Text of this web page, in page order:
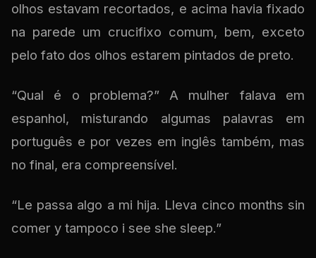
olhos estavam recortados, e acima havia fixado
na parede um crucifixo comum, bem, exceto
pelo fato dos olhos estarem pintados de preto.
“Qual é o problema?” A mulher falava em
espanhol, misturando algumas palavras em
português e por vezes em inglês também, mas
no final, era compreensível.
“Le passa algo a mi hija. Lleva cinco months sin
comer y tampoco i see she sleep.”